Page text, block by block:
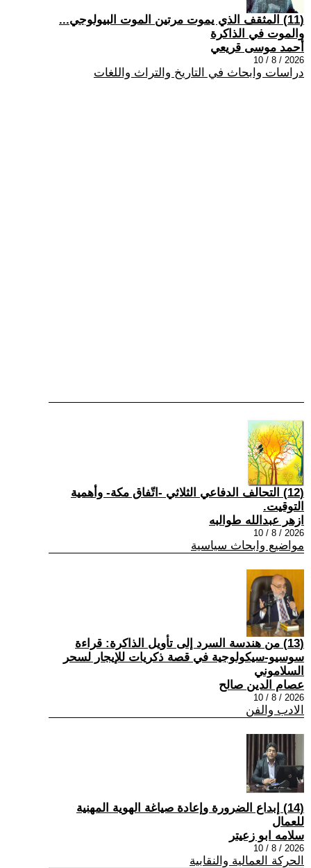
(11) المثقف الذي يموت مرتين الموت البيولوجي...
والموت في الذاكرة
أحمد موسى قريعي
2026 / 8 / 10
دراسات وابحاث في التاريخ والتراث واللغات
(12) التحالف الدفاعي الثلاثي -اتّفاق مكة- وأهمية
التوقيت.
ازهر عبدالله طوالبه
2026 / 8 / 10
مواضيع وابحاث سياسية
(13) من هندسة السرد إلى تأويل الذاكرة: قراءة
سوسيو-سيكولوجية في قصة ذكريات للإيجار لسحر
السلاموني
عصام الدين صالح
2026 / 8 / 10
الادب والفن
(14) إبداع الضرورة وإعادة صياغة الهوية المهنية
للعمال
سلامه ابو زعيتر
2026 / 8 / 10
الحركة العمالية والنقابية